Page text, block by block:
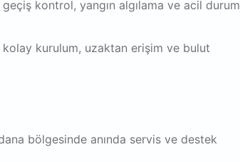
geçiş kontrol, yangın algılama ve acil durum
kolay kurulum, uzaktan erişim ve bulut
bölgesinde anında servis ve destek